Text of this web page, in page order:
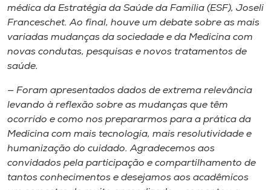
médica da Estratégia da Saúde da Família (ESF), Joseli
Franceschet. Ao final, houve um debate sobre as mais
variadas mudanças da sociedade e da Medicina com
novas condutas, pesquisas e novos tratamentos de
saúde.
— Foram apresentados dados de extrema relevância
levando à reflexão sobre as mudanças que têm
ocorrido e como nos prepararmos para a prática da
Medicina com mais tecnologia, mais resolutividade e
humanização do cuidado. Agradecemos aos
convidados pela participação e compartilhamento de
tantos conhecimentos e desejamos aos acadêmicos